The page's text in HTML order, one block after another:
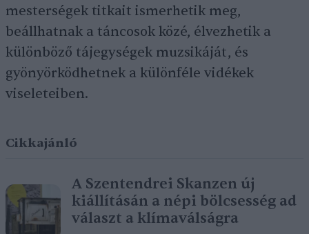
mesterségek titkait ismerhetik meg,
beállhatnak a táncosok közé, élvezhetik a
különböző tájegységek muzsikáját, és
gyönyörködhetnek a különféle vidékek
viseleteiben.
Cikkajánló
A Szentendrei Skanzen új
kiállításán a népi bölcsesség ad
választ a klímaválságra